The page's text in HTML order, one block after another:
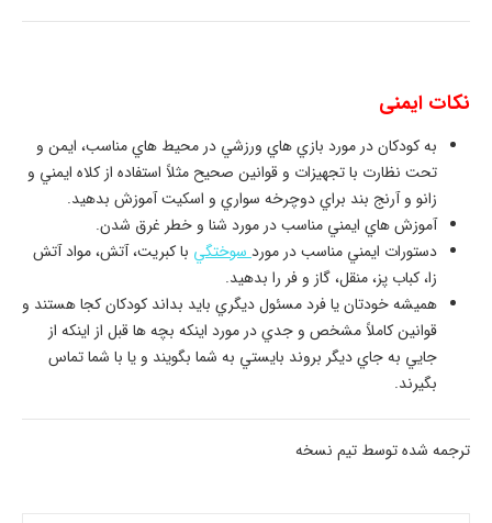
نكات ايمنی
به كودكان در مورد بازي هاي ورزشي در محيط هاي مناسب، ايمن و
تحت نظارت با تجهيزات و قوانين صحيح مثلاً استفاده از كلاه ايمني و
زانو و آرنج بند براي دوچرخه سواري و اسكيت آموزش بدهيد.
آموزش هاي ايمني مناسب در مورد شنا و خطر غرق شدن.
دستورات ايمني مناسب در موردسوختگي با كبريت، آتش، مواد آتش
زا، كباب پز، منقل، گاز و فر را بدهيد.
هميشه خودتان يا فرد مسئول ديگري بايد بداند كودكان كجا هستند و
قوانين كاملاً مشخص و جدي در مورد اينكه بچه ها قبل از اينكه از
جايي به جاي ديگر بروند بايستي به شما بگويند و يا با شما تماس
بگيرند.
ترجمه شده توسط تیم نسخه